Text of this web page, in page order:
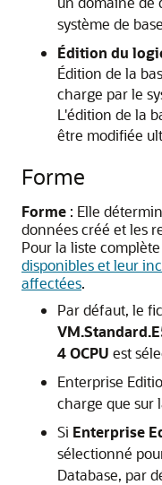
système de
Édition du
Édition de la
charge par le
L'édition de la
être modifiée
Forme
Forme : Elle
données créé et les
Pour la liste
disponibles et leur
affectées.
Par défaut, le
4 OCPU est
Enterprise
charge que sur
Si Enterprise
sélectionné
Database, par